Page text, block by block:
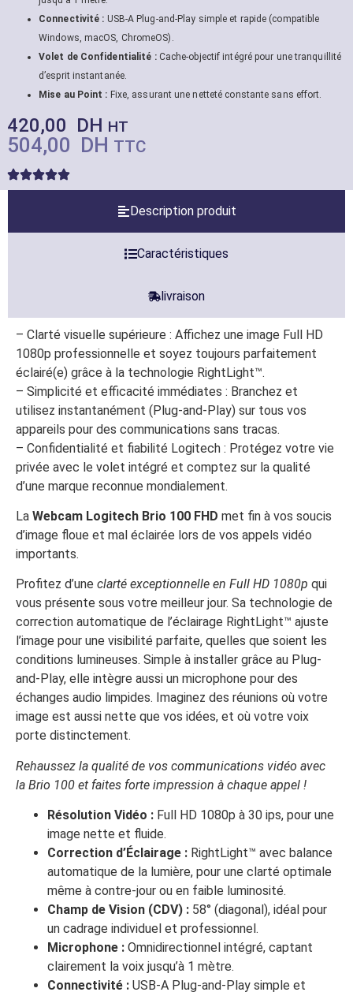
Connectivité : USB-A Plug-and-Play simple et rapide (compatible
Windows, macOS, ChromeOS).
Volet de Confidentialité :Cache-objectif intégré pour une tranquillité
d’esprit instantanée.
Mise au Point : Fixe, assurant une netteté constante sans effort.
420,00 DH HT
504,00 DH TTC
Description produit
Caractéristiques
livraison
– Clarté visuelle supérieure : Affichez une image Full HD
1080p professionnelle et soyez toujours parfaitement
éclairé(e) grâce à la technologie RightLight™.
– Simplicité et efficacité immédiates : Branchez et
utilisez instantanément (Plug-and-Play) sur tous vos
appareils pour des communications sans tracas.
– Confidentialité et fiabilité Logitech : Protégez votre vie
privée avec le volet intégré et comptez sur la qualité
d’une marque reconnue mondialement.
La Webcam Logitech Brio 100 FHD met fin à vos soucis
d’image floue et mal éclairée lors de vos appels vidéo
importants.
Profitez d’une clarté exceptionnelle en Full HD 1080p qui
vous présente sous votre meilleur jour. Sa technologie de
correction automatique de l’éclairage RightLight™ ajuste
l’image pour une visibilité parfaite, quelles que soient les
conditions lumineuses. Simple à installer grâce au Plug-
and-Play, elle intègre aussi un microphone pour des
échanges audio limpides. Imaginez des réunions où votre
image est aussi nette que vos idées, et où votre voix
porte distinctement.
Rehaussez la qualité de vos communications vidéo avec
la Brio 100 et faites forte impression à chaque appel !
Résolution Vidéo : Full HD 1080p à 30 ips, pour une
image nette et fluide.
Correction d’Éclairage : RightLight™ avec balance
automatique de la lumière, pour une clarté optimale
même à contre-jour ou en faible luminosité.
Champ de Vision (CDV) : 58° (diagonal), idéal pour
un cadrage individuel et professionnel.
Microphone : Omnidirectionnel intégré, captant
clairement la voix jusqu’à 1 mètre.
Connectivité : USB-A Plug-and-Play simple et